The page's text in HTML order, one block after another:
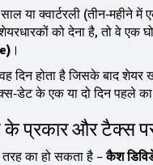
या क्वार्टरली (तीन‑महीने
को देना है, तो वे एक
।
दिन होता है जिसके बाद
के एक या दो दिन पहले का
के प्रकार और टैक्स
तरह का हो सकता है –कैश